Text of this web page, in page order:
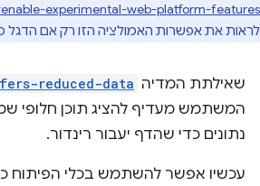
experimental-web-platform-features
לראות את אפשרות האמולציה הזו רק אם הדגל
שאילתת המדיה reduced-data
המשתמש מעדיף להציג תוכן חלופי
נתונים כדי שהדף יעבור רינדור.
עכשיו אפשר להשתמש בכלי הפיתוח